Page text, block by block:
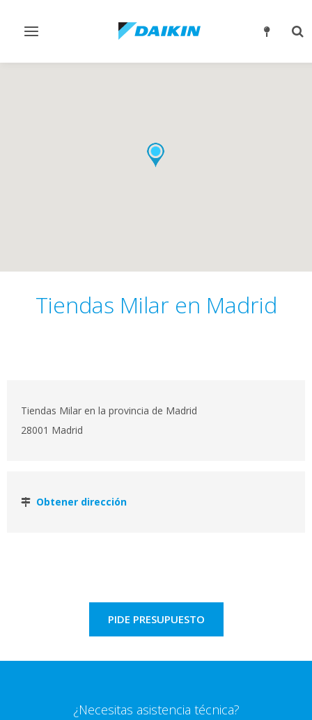
Alternar
Tiendas Milar en Madrid
Tiendas Milar en la provincia de Madrid
28001 Madrid
Obtener dirección
PIDE PRESUPUESTO
¿Necesitas asistencia técnica?